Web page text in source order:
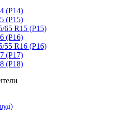
(Р14)
(Р15)
65 R15 (Р15)
(Р16)
55 R16 (Р16)
(Р17)
(Р18)